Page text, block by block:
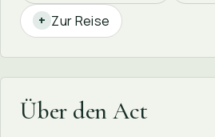
+ Zur Reise
Über den Act